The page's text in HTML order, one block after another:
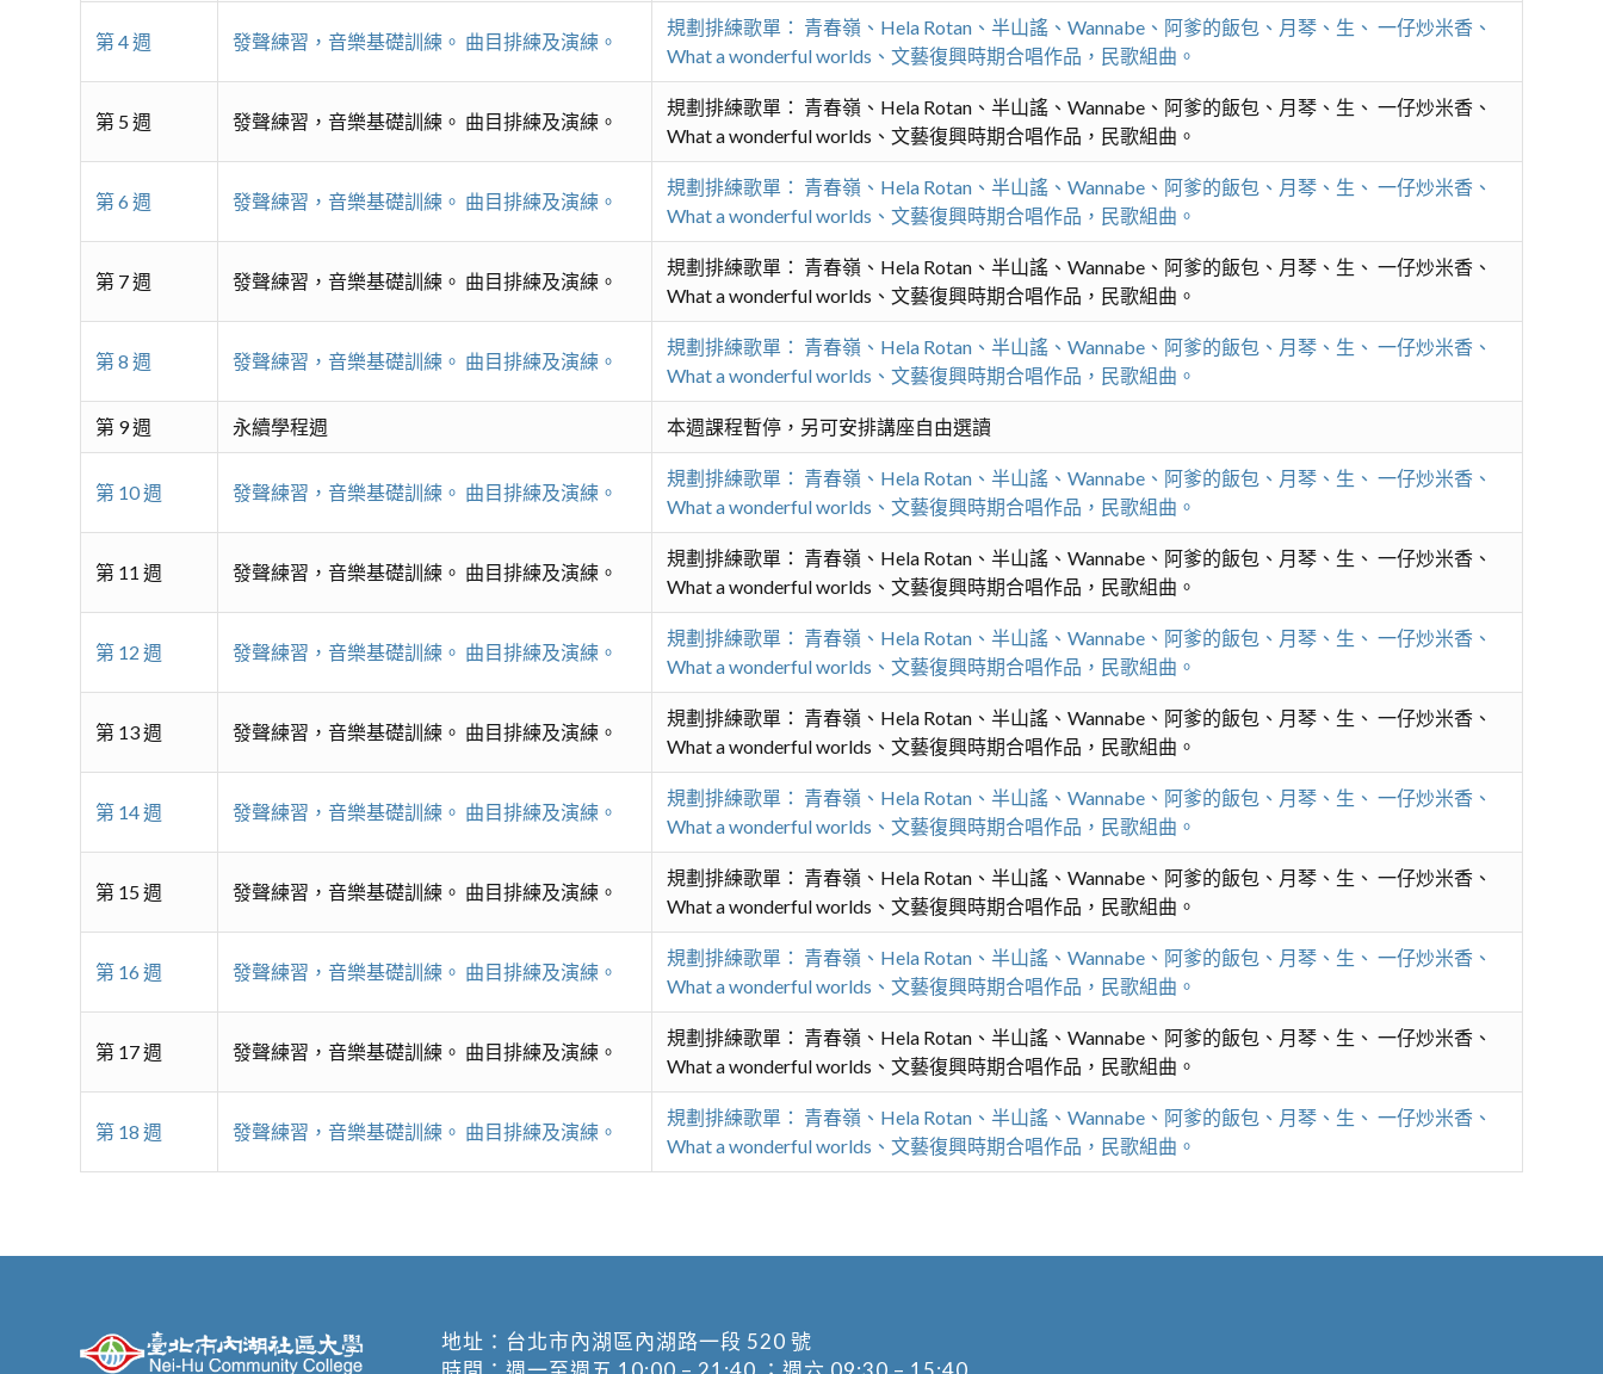
第 4 週 發聲練習，音樂基礎訓練。 曲目排練及演練。
規劃排練歌單： 青春嶺、Hela Rotan、半山謠、Wannabe、阿爹的飯包、月琴、生、 一仔炒米香、
What a wonderful worlds、文藝復興時期合唱作品，民歌組曲。
第 5 週 發聲練習，音樂基礎訓練。 曲目排練及演練。
規劃排練歌單： 青春嶺、Hela Rotan、半山謠、Wannabe、阿爹的飯包、月琴、生、 一仔炒米香、
What a wonderful worlds、文藝復興時期合唱作品，民歌組曲。
第 6 週 發聲練習，音樂基礎訓練。 曲目排練及演練。
規劃排練歌單： 青春嶺、Hela Rotan、半山謠、Wannabe、阿爹的飯包、月琴、生、 一仔炒米香、
What a wonderful worlds、文藝復興時期合唱作品，民歌組曲。
第 7 週 發聲練習，音樂基礎訓練。 曲目排練及演練。
規劃排練歌單： 青春嶺、Hela Rotan、半山謠、Wannabe、阿爹的飯包、月琴、生、 一仔炒米香、
What a wonderful worlds、文藝復興時期合唱作品，民歌組曲。
第 8 週 發聲練習，音樂基礎訓練。 曲目排練及演練。
規劃排練歌單： 青春嶺、Hela Rotan、半山謠、Wannabe、阿爹的飯包、月琴、生、 一仔炒米香、
What a wonderful worlds、文藝復興時期合唱作品，民歌組曲。
第 9 週 永續學程週 本週課程暫停，另可安排講座自由選讀
第 10 週 發聲練習，音樂基礎訓練。 曲目排練及演練。
規劃排練歌單： 青春嶺、Hela Rotan、半山謠、Wannabe、阿爹的飯包、月琴、生、 一仔炒米香、
What a wonderful worlds、文藝復興時期合唱作品，民歌組曲。
第 11 週 發聲練習，音樂基礎訓練。 曲目排練及演練。
規劃排練歌單： 青春嶺、Hela Rotan、半山謠、Wannabe、阿爹的飯包、月琴、生、 一仔炒米香、
What a wonderful worlds、文藝復興時期合唱作品，民歌組曲。
第 12 週 發聲練習，音樂基礎訓練。 曲目排練及演練。
規劃排練歌單： 青春嶺、Hela Rotan、半山謠、Wannabe、阿爹的飯包、月琴、生、 一仔炒米香、
What a wonderful worlds、文藝復興時期合唱作品，民歌組曲。
第 13 週 發聲練習，音樂基礎訓練。 曲目排練及演練。
規劃排練歌單： 青春嶺、Hela Rotan、半山謠、Wannabe、阿爹的飯包、月琴、生、 一仔炒米香、
What a wonderful worlds、文藝復興時期合唱作品，民歌組曲。
第 14 週 發聲練習，音樂基礎訓練。 曲目排練及演練。
規劃排練歌單： 青春嶺、Hela Rotan、半山謠、Wannabe、阿爹的飯包、月琴、生、 一仔炒米香、
What a wonderful worlds、文藝復興時期合唱作品，民歌組曲。
第 15 週 發聲練習，音樂基礎訓練。 曲目排練及演練。
規劃排練歌單： 青春嶺、Hela Rotan、半山謠、Wannabe、阿爹的飯包、月琴、生、 一仔炒米香、
What a wonderful worlds、文藝復興時期合唱作品，民歌組曲。
第 16 週 發聲練習，音樂基礎訓練。 曲目排練及演練。
規劃排練歌單： 青春嶺、Hela Rotan、半山謠、Wannabe、阿爹的飯包、月琴、生、 一仔炒米香、
What a wonderful worlds、文藝復興時期合唱作品，民歌組曲。
第 17 週 發聲練習，音樂基礎訓練。 曲目排練及演練。
規劃排練歌單： 青春嶺、Hela Rotan、半山謠、Wannabe、阿爹的飯包、月琴、生、 一仔炒米香、
What a wonderful worlds、文藝復興時期合唱作品，民歌組曲。
第 18 週 發聲練習，音樂基礎訓練。 曲目排練及演練。
規劃排練歌單： 青春嶺、Hela Rotan、半山謠、Wannabe、阿爹的飯包、月琴、生、 一仔炒米香、
What a wonderful worlds、文藝復興時期合唱作品，民歌組曲。
地址： 台北市內湖區內湖路一段 520 號